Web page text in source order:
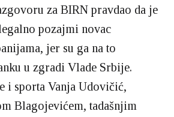
za BIRN pravdao da je
pozajmi novac
jer su ga na to
u zgradi Vlade Srbije.
i sporta Vanja Udovičić,
Blagojevićem, tadašnjim